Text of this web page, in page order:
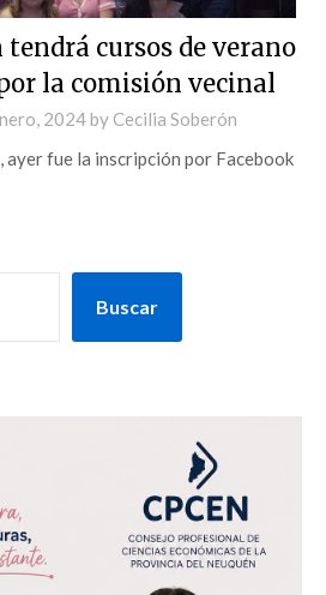
cursos de verano
la comisión vecinal
2024by Cecilia Soberón
ayer fue la inscripción por Facebook
Buscar